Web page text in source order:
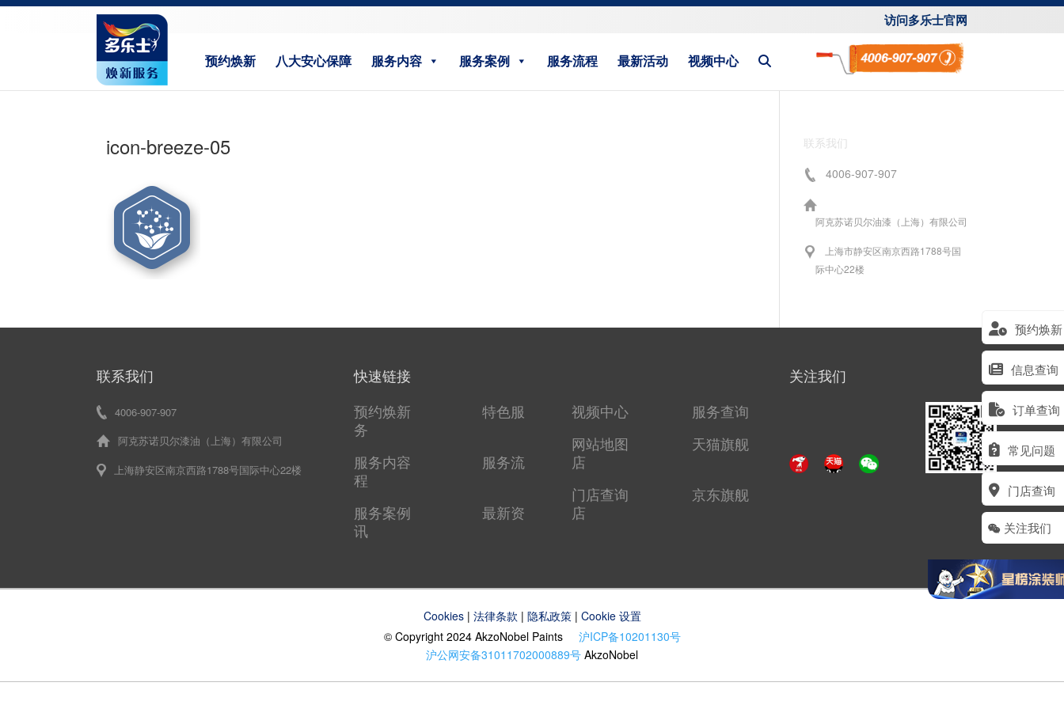
访问多乐士官网
预约焕新 八大安心保障 服务内容 服务案例 服务流程 最新活动 视频中心
预约焕新
信息查询
订单查询
常见问题
门店查询
关注我们
icon-breeze-05
联系我们
4006-907-907
阿克苏诺贝尔油漆（上海）有限公司
上海市静安区南京西路1788号国
际中心22楼
联系我们
4006-907-907
阿克苏诺贝尔漆油（上海）有限公司
上海静安区南京西路1788号国际中心22楼
快速链接
预约焕新
特色服
务
服务内容
服务流
程
服务案例
最新资
讯
视频中心
服务查询
网站地图
天猫旗舰
店
门店查询
京东旗舰
店
关注我们
Cookies| 法律条款 | 隐私政策| Cookie 设置
© Copyright 2024 AkzoNobel Paints 沪ICP备10201130号
沪公网安备31011702000889号 AkzoNobel